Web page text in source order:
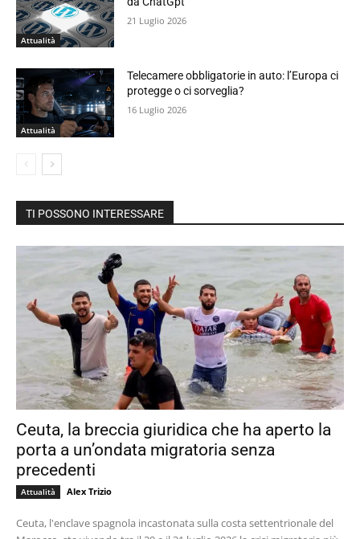
Attualità
21 Luglio 2026
Attualità
Telecamere obbligatorie in auto: l’Europa ci
protegge o ci sorveglia?
16 Luglio 2026
TI POSSONO INTERESSARE
Ceuta, la breccia giuridica che ha aperto la
porta a un’ondata migratoria senza
precedenti
Attualità Alex Trizio
Ceuta, l'enclave spagnola incastonata sulla costa settentrionale del